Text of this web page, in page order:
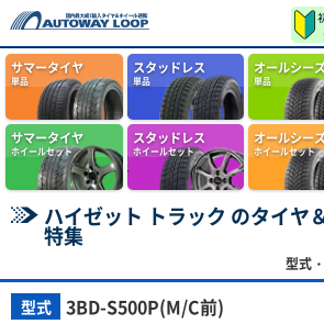
サマータイヤ
単品
スタッドレス
単品
オールシー
単品
サマータイヤ
ホイールセット
スタッドレス
ホイールセット
オールシー
ホイールセット
ハイゼット トラック のタイヤ
特集
型式
型式 3BD-S500P(M/C前)